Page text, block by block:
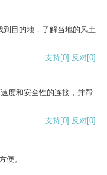
到目的地，了解当地的风土
支持[0] 反对[0]
度和安全性的连接，并帮
支持[0] 反对[0]
便。